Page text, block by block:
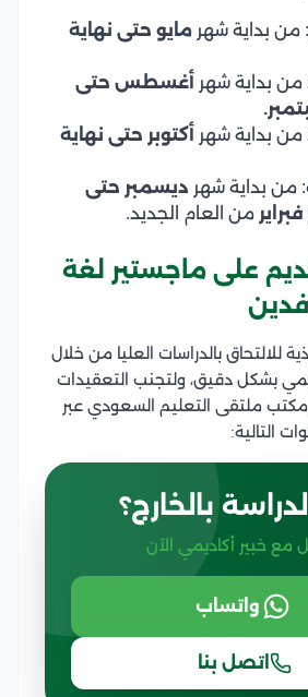
من بداية شهر مايو حتى نهاية
من بداية شهر أغسطس حتى
من بداية شهر أكتوبر حتى نهاية
من بداية شهر ديسمبر حتى
من العام الجديد.
على ماجستير لغة
للالتحاق بالدراسات العليا من خلال
بشكل دقيق، ولتجنب التعقيدات
ملتقى التعليم السعودي عبر
التالية:
بالخارج؟
مع خبير أكاديمي الآن
واتساب
اتصل بنا